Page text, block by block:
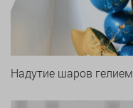
Надутие шаров гелием